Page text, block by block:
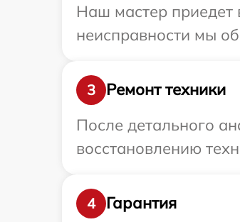
Наш мастер приедет
неисправности мы
3
Ремонт техники
После детального
восстановлению
4
Гарантия